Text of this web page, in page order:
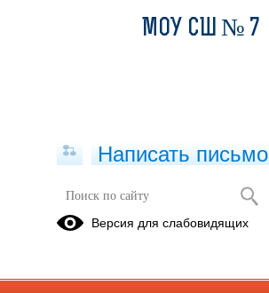
Расписание
МОУ СШ № 7
Написать письмо
Версия для слабовидящих